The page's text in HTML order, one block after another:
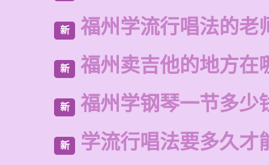
新 福州学流行唱法的老
新 福州卖吉他的地方在
新 福州学钢琴一节多少
新 学流行唱法要多久才